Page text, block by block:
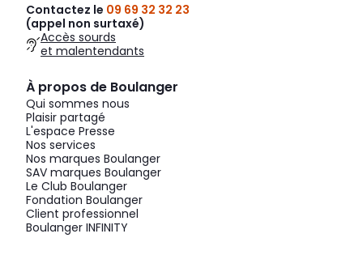
Contactez le 09 69 32 32 23
(appel non surtaxé)
Accès sourds
et malentendants
À propos de Boulanger
Qui sommes nous
Plaisir partagé
L'espace Presse
Nos services
Nos marques Boulanger
SAV marques Boulanger
Le Club Boulanger
Fondation Boulanger
Client professionnel
Boulanger INFINITY